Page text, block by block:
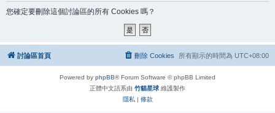
您確定要刪除這個討論區的所有 Cookies 嗎？
討論區首頁 所有顯示的時間為 UTC+08:00
刪除 Cookies
Powered by phpBB® Forum Software © phpBB Limited
正體中文語系由 竹貓星球 維護製作
隱私 | 條款